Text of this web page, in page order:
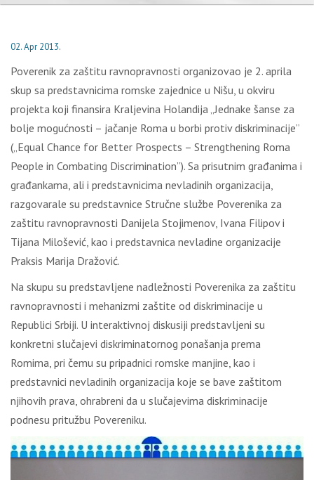
02. Apr 2013.
Poverenik za zaštitu ravnopravnosti organizovao je 2. aprila
skup sa predstavnicima romske zajednice u Nišu, u okviru
projekta koji finansira Kraljevina Holandija „Jednake šanse za
bolje mogućnosti – jačanje Roma u borbi protiv diskriminacije”
(„Equal Chance for Better Prospects – Strengthening Roma
People in Combating Discrimination”). Sa prisutnim građanima i
građankama, ali i predstavnicima nevladinih organizacija,
razgovarale su predstavnice Stručne službe Poverenika za
zaštitu ravnopravnosti Danijela Stojimenov, Ivana Filipov i
Tijana Milošević, kao i predstavnica nevladine organizacije
Praksis Marija Dražović.
Na skupu su predstavljene nadležnosti Poverenika za zaštitu
ravnopravnosti i mehanizmi zaštite od diskriminacije u
Republici Srbiji. U interaktivnoj diskusiji predstavljeni su
konkretni slučajevi diskriminatornog ponašanja prema
Romima, pri čemu su pripadnici romske manjine, kao i
predstavnici nevladinih organizacija koje se bave zaštitom
njihovih prava, ohrabreni da u slučajevima diskriminacije
podnesu pritužbu Povereniku.